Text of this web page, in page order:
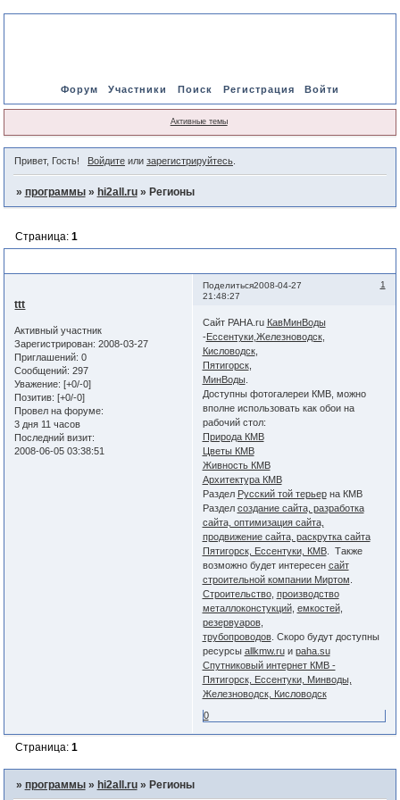
Форум Участники Поиск Регистрация Войти
Активные темы
Привет, Гость! Войдитеили зарегистрируйтесь.
» программы » hi2all.ru » Регионы
Страница: 1
Поделиться 1
2008-04-27
21:48:27
ttt
Активный участник
Зарегистрирован: 2008-03-27
Приглашений: 0
Сообщений: 297
Уважение: [+0/-0]
Позитив: [+0/-0]
Провел на форуме:
3 дня 11 часов
Последний визит:
2008-06-05 03:38:51
Сайт PAHA.ru КавМинВоды
-Ессентуки,Железноводск,
Кисловодск,
Пятигорск,
МинВоды.
Доступны фотогалереи КМВ, можно
вполне использовать как обои на
рабочий стол:
Природа КМВ
Цветы КМВ
Живность КМВ
Архитектура КМВ
Раздел Русский той терьерна КМВ
Раздел создание сайта, разработка
сайта, оптимизация сайта,
продвижение сайта, раскрутка сайта
Пятигорск, Ессентуки, КМВ. Также
возможно будет интересен сайт
строительной компании Миртом.
Строительство, производство
металлоконстукций, емкостей,
резервуаров,
трубопроводов. Скоро будут доступны
ресурсы allkmw.ruи paha.su
Спутниковый интернет КМВ -
Пятигорск, Ессентуки, Минводы,
Железноводск, Кисловодск
0
Страница: 1
» программы » hi2all.ru » Регионы